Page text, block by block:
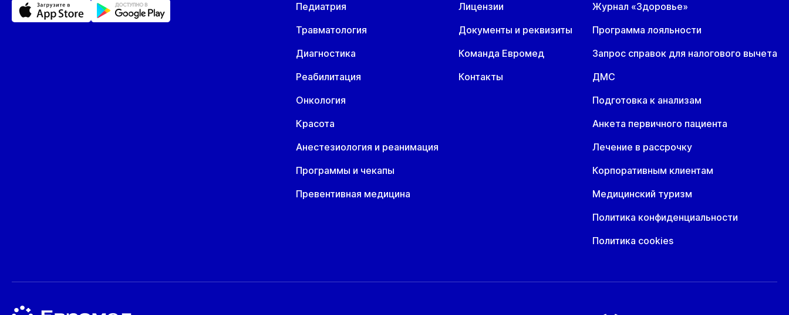
Педиатрия
Травматология
Диагностика
Реабилитация
Онкология
Красота
Анестезиология и реанимация
Программы и чекапы
Превентивная медицина
Лицензии
Документы и реквизиты
Команда Евромед
Контакты
Журнал «Здоровье»
Программа лояльности
Запрос справок для налогового вычета
ДМС
Подготовка к анализам
Анкета первичного пациента
Лечение в рассрочку
Корпоративным клиентам
Медицинский туризм
Политика конфиденциальности
Политика cookies